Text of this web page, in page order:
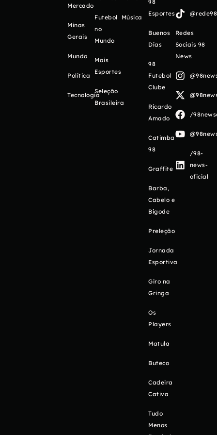
Mercado
Minas
Gerais
Mundo
Política
Tecnologia
Futebol
no
Mundo
Mais
Esportes
Seleção
Brasileira
Música
98
Esportes
Buenos
Días
98
Futebol
Clube
Ricardo
Amado
Catimba
98
Graffite
Barba,
Cabelo e
Bigode
Preleção
Jornada
Esportiva
Giro na
Gringa
Os
Players
Matula
Buteco
Cadeira
Cativa
Tudo
Menos
Redes
Sociais 98
News
/
/98-
news-
oficial